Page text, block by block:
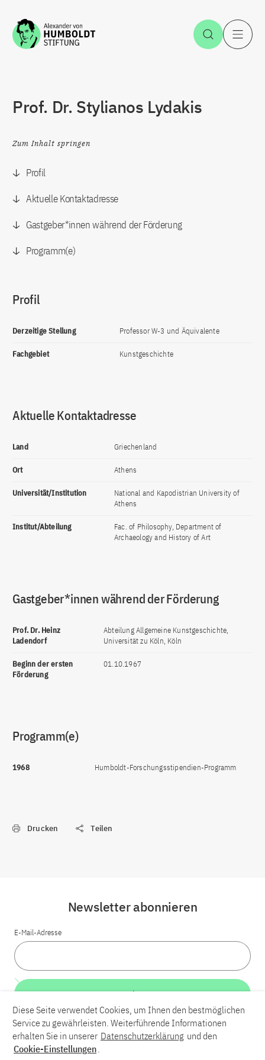
Zum Inhalt springen Suche
Prof. Dr. Stylianos Lydakis
Zum Inhalt springen
Profil
Aktuelle Kontaktadresse
Gastgeber*innen während der Förderung
Programm(e)
Profil
Derzeitige Stellung Professor W-3 und Äquivalente
Fachgebiet Kunstgeschichte
Aktuelle Kontaktadresse
Land Griechenland
Ort Athens
Universität/Institution
National and Kapodistrian University of
Athens
Institut/Abteilung
Fac. of Philosophy, Department of
Archaeology and History of Art
Gastgeber*innen während der Förderung
Prof. Dr. Heinz
Ladendorf
Abteilung Allgemeine Kunstgeschichte,
Universität zu Köln, Köln
Beginn der ersten
Förderung
01.10.1967
Programm(e)
1968 Humboldt-Forschungsstipendien-Programm
Drucken Teilen
LinkedInBlueskyYouTube
Newsletter abonnieren
E-Mail-Adresse
Weiter
Diese Seite verwendet Cookies, um Ihnen den bestmöglichen
Service zu gewährleisten. Weiterführende Informationen
erhalten Sie in unserer Datenschutzerklärung und den
Cookie-Einstellungen.